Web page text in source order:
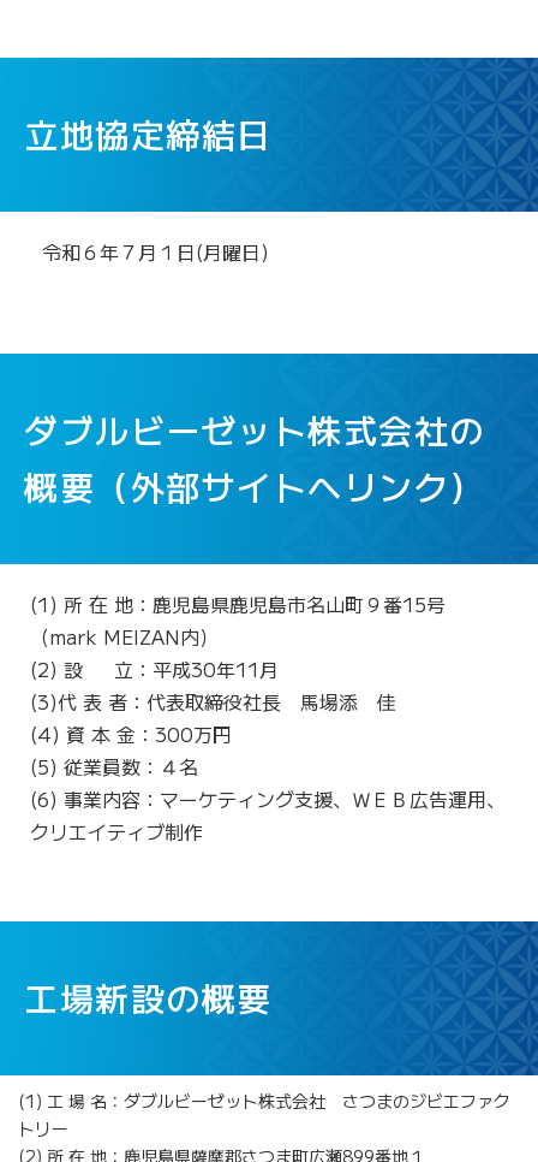
立地協定締結日
令和６年７月１日(月曜日)
ダブルビーゼット株式会社の
概要（外部サイトへリンク）
(1) 所 在 地：鹿児島県鹿児島市名山町９番15号
（mark MEIZAN内）
(2) 設 立：平成30年11月
(3)代 表 者：代表取締役社長 馬場添 佳
(4) 資 本 金：300万円
(5) 従業員数：４名
(6) 事業内容：マーケティング支援、ＷＥＢ広告運用、
クリエイティブ制作
工場新設の概要
(1) 工 場 名：ダブルビーゼット株式会社 さつまのジビエファク
トリー
(2) 所 在 地：鹿児島県薩摩郡さつま町広瀬899番地１